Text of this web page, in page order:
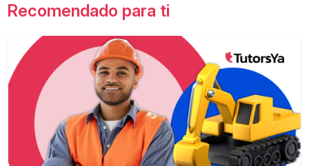
Recomendado para ti